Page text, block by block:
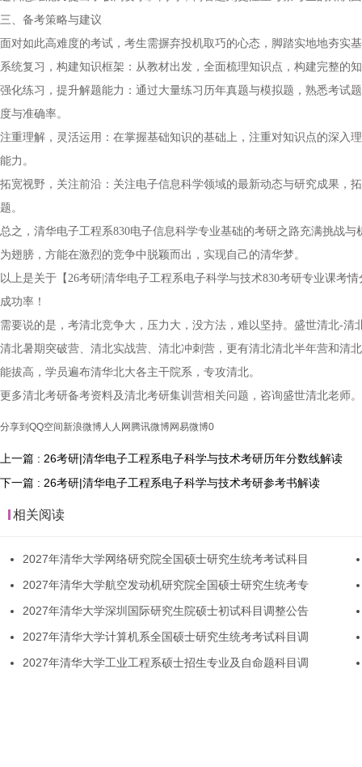
三、备考策略与建议
面对如此高难度的考试，考生需摒弃投机取巧的心态，脚踏实地地夯实
系统复习，构建知识框架：从教材出发，全面梳理知识点，构建完整的
强化练习，提升解题能力：通过大量练习历年真题与模拟题，熟悉考试
度与准确率。
注重理解，灵活运用：在掌握基础知识的基础上，注重对知识点的深入
能力。
拓宽视野，关注前沿：关注电子信息科学领域的最新动态与研究成果，
题。
总之，清华电子工程系830电子信息科学专业基础的考研之路充满挑战
为翅膀，方能在激烈的竞争中脱颖而出，实现自己的清华梦。
以上是关于【26考研|清华电子工程系电子科学与技术830考研专业课考
成功率！
需要说的是，考清北竞争大，压力大，没方法，难以坚持。盛世清北-
清北暑期突破营、清北实战营、清北冲刺营，更有清北清北半年营和清
能拔高，学员遍布清华北大各主干院系，专攻清北。
更多清北考研备考资料及清北考研集训营相关问题，咨询盛世清北老师。
分享到 QQ空间 新浪微博人人网 腾讯微博网易微博0
上一篇 : 26考研|清华电子工程系电子科学与技术考研历年分数线解读
下一篇 : 26考研|清华电子工程系电子科学与技术考研参考书解读
相关阅读
2027年清华大学网络研究院全国硕士研究生统考考试科目
2027年清华大学航空发动机研究院全国硕士研究生统考专
2027年清华大学深圳国际研究生院硕士初试科目调整公告
2027年清华大学计算机系全国硕士研究生统考考试科目调
2027年清华大学工业工程系硕士招生专业及自命题科目调